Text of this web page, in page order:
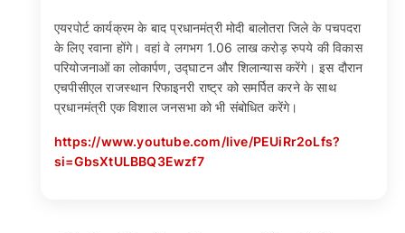
एयरपोर्ट कार्यक्रम के बाद प्रधानमंत्री मोदी बालोतरा जिले के पचपदरा
के लिए रवाना होंगे। वहां वे लगभग 1.06 लाख करोड़ रुपये की विकास
परियोजनाओं का लोकार्पण, उद्घाटन और शिलान्यास करेंगे। इस दौरान
एचपीसीएल राजस्थान रिफाइनरी राष्ट्र को समर्पित करने के साथ
प्रधानमंत्री एक विशाल जनसभा को भी संबोधित करेंगे।
https://www.youtube.com/live/PEUiRr2oLfs?
si=GbsXtULBBQ3Ewzf7